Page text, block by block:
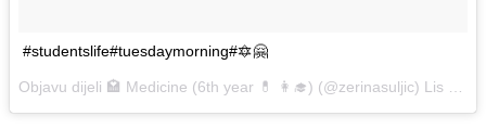
#studentslife#tuesdaymorning#🔯🤗
Objavu dijeli 🏩 Medicine (6th year 💊 👩‍🎓) (@zerinasuljic) Lis 17, 2017 u 6:16 PDT